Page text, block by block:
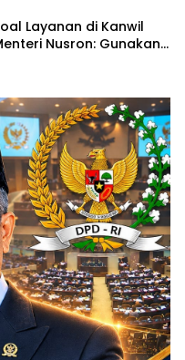
Layanan di Kanwil
Nusron: Gunakan